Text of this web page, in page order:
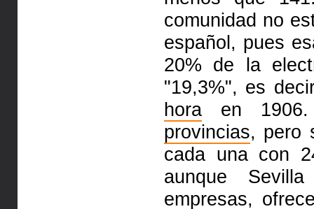
comunidad no
español, pues
20% de la
"19,3%", es
hora en
provincias, pero
cada una con
aunque
empresas,